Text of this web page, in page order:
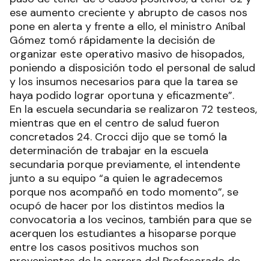
ese aumento creciente y abrupto de casos nos
pone en alerta y frente a ello, el ministro Aníbal
Gómez tomó rápidamente la decisión de
organizar este operativo masivo de hisopados,
poniendo a disposición todo el personal de salud
y los insumos necesarios para que la tarea se
haya podido lograr oportuna y eficazmente”.
En la escuela secundaria se realizaron 72 testeos,
mientras que en el centro de salud fueron
concretados 24. Crocci dijo que se tomó la
determinación de trabajar en la escuela
secundaria porque previamente, el intendente
junto a su equipo “a quien le agradecemos
porque nos acompañó en todo momento”, se
ocupó de hacer por los distintos medios la
convocatoria a los vecinos, también para que se
acerquen los estudiantes a hisoparse porque
entre los casos positivos muchos son